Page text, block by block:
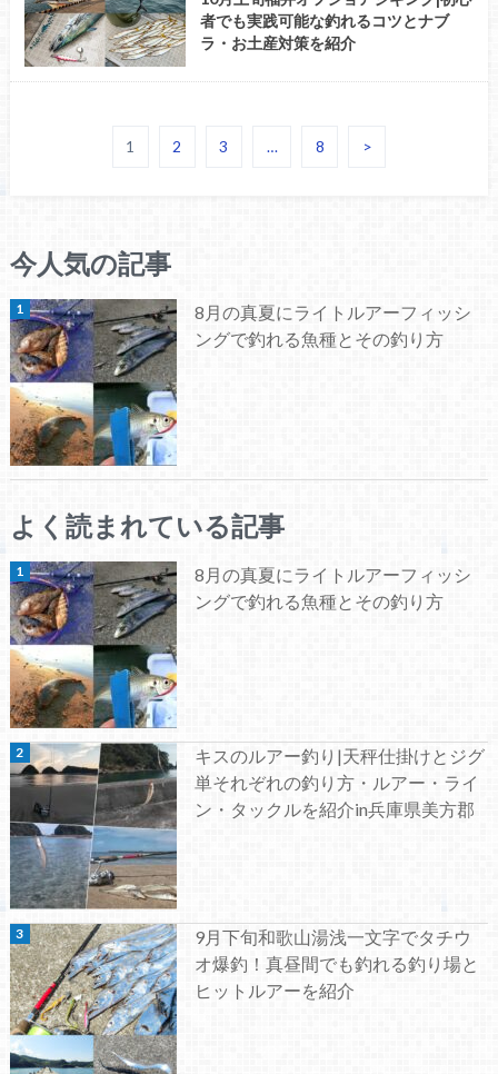
者でも実践可能な釣れるコツとナブ
ラ・お土産対策を紹介
1 2 3 … 8 >
今人気の記事
8月の真夏にライトルアーフィッシ
ングで釣れる魚種とその釣り方
よく読まれている記事
8月の真夏にライトルアーフィッシ
ングで釣れる魚種とその釣り方
キスのルアー釣り|天秤仕掛けとジグ
単それぞれの釣り方・ルアー・ライ
ン・タックルを紹介in兵庫県美方郡
9月下旬和歌山湯浅一文字でタチウ
オ爆釣！真昼間でも釣れる釣り場と
ヒットルアーを紹介